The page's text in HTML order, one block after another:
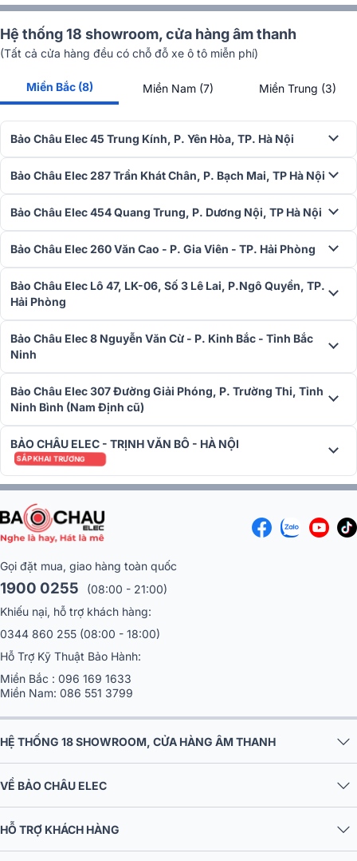
Điểm nhấn khác củaBose S1 Prolà người dùng có thể đặt loa đứng,
nghiêng hoặc nằm ngang sao cho phù hợp với vị trí biểu diễn âm
nhạc của bạn mà vẫn có thể giữ được âm thanh phát ra hệt như
nhau.
Kết nối nhiều loa
Không chỉ kết nối cùng các thiết bị thông minh, đa phương tiện,S1
mẽ với tính năng kết nối nhiều loa cùng lúc.
Thông qua ứng dụng Bose Connect bạn có thể kết nối không dây
khả năng tương thích. Đem lại cho người dùng những trải nghiệm
nâng cao mà không phải dòng loa nào cũng có được.
Hệ thống 18 showroom, cửa hàng âm thanh
(Tất cả cửa hàng đều có chỗ đỗ xe ô tô miễn phí)
Miền Bắc (8) Miền Nam (7) Miền Trung (3)
Bảo Châu Elec 45 Trung Kính, P. Yên Hòa, TP. Hà Nội
Bảo Châu Elec 287 Trần Khát Chân, P. Bạch Mai, TP Hà Nội
Bảo Châu Elec 454 Quang Trung, P. Dương Nội, TP Hà Nội
Bảo Châu Elec 260 Văn Cao - P. Gia Viên - TP. Hải Phòng
Bảo Châu Elec Lô 47, LK-06, Số 3 Lê Lai, P.Ngô Quyền, TP.
Hải Phòng
Bảo Châu Elec 8 Nguyễn Văn Cừ - P. Kinh Bắc - Tỉnh Bắc
Ninh
Bảo Châu Elec 307 Đường Giải Phóng, P. Trường Thi, Tỉnh
Ninh Bình (Nam Định cũ)
BẢO CHÂU ELEC - TRỊNH VĂN BÔ - HÀ NỘI
SẮP KHAI TRƯƠNG
Gọi đặt mua, giao hàng toàn quốc
1900 0255
(08:00 - 21:00)
Khiếu nại, hỗ trợ khách hàng:
0344 860 255 (08:00 - 18:00)
Hỗ Trợ Kỹ Thuật Bảo Hành:
Miền Bắc : 096 169 1633
Miền Nam: 086 551 3799
HỆ THỐNG 18 SHOWROOM, CỬA HÀNG ÂM THANH
VỀ BẢO CHÂU ELEC
HỖ TRỢ KHÁCH HÀNG